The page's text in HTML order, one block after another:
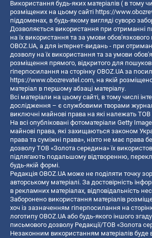
Використання будь-яких матеріалів ( в тому
розміщених на цьому сайті https://
піддоменах, в будь-якому вигляді суворо
Дозволяється використання при отриманні
на їх використання та за умови
OBOZ.UA, а для інтернет-видань - при
дозволу на їх використання та за умови
розміщення прямого, відкритого для
гіперпосилання на сторінку OBOZ.UA за
https://www.obozrevatel.com, на якій
матеріал в першому абзаці матеріалу.
Всі матеріали на цьому сайті, в тому числі
дослідження – є службовими творами
виключні майнові права на які належать ТОВ
На всі опубліковані фотоматеріали Getty
майнові права, які захищаються законом
права та суміжні права», ніхто не має права
дозволу ТОВ «Золота середина» їх
підлягають подальшому відтворенню,
будь-якій формі.
Редакція OBOZ.UA може не поділяти точку
авторському матеріалі. За достовірність
в рекламних матеріалах, відповідальність
Заборонено використання матеріалів
хоч із зазначенням гіперпосилання на
логотипу OBOZ.UA або будь-якого іншого
письмового дозволу Редакції/ТОВ «Золота
Незаконним використанням матеріалів буде